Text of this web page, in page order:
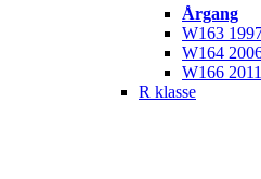
Årgang
W163
W164
W166
R klasse